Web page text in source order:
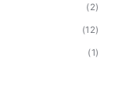
(2)
(12)
(1)